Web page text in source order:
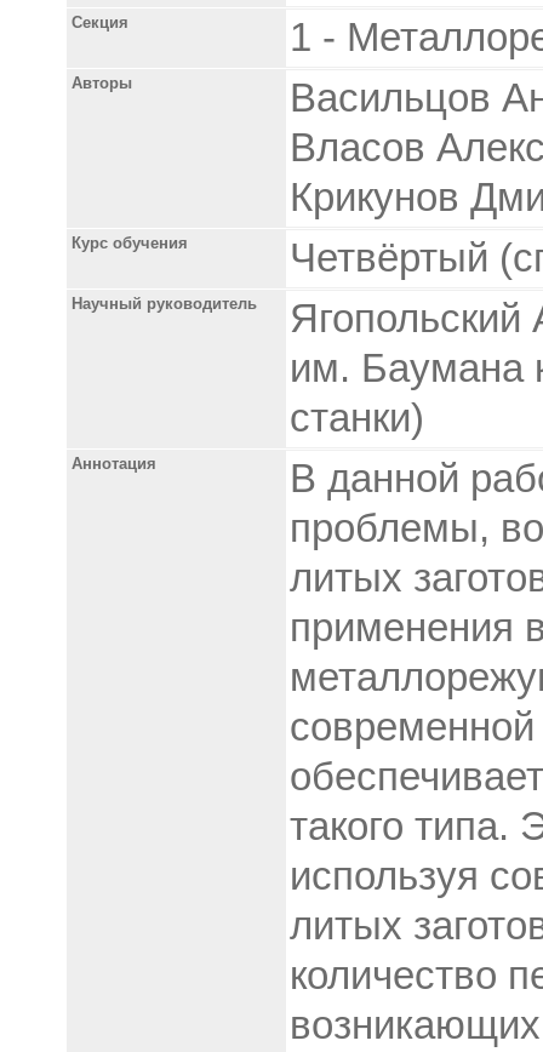
Секция 1 -
Авторы
Васильцов
Власов
Крикунов
Курс обучения Четвёртый
Научный руководитель
им. Баумана
станки)
Аннотация
В данной
проблемы,
литых
применения
такого
используя
литых
количество